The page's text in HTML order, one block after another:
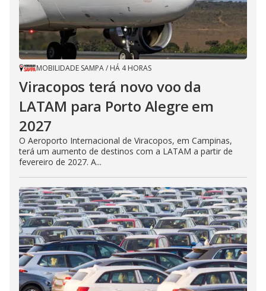
MOBILIDADE SAMPA/ HÁ 4 HORAS
Viracopos terá novo voo da
LATAM para Porto Alegre em
2027
O Aeroporto Internacional de Viracopos, em Campinas,
terá um aumento de destinos com a LATAM a partir de
fevereiro de 2027. A...